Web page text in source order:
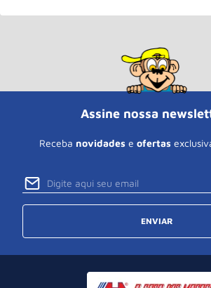
Assine nossa
Receba novidades e ofertas
ENVIAR